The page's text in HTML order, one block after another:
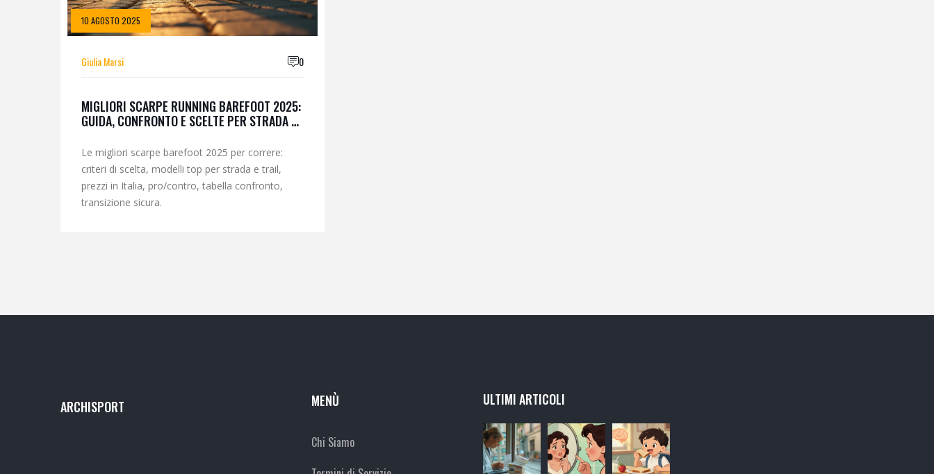
10 AGOSTO 2025
Giulia Marsi 0
MIGLIORI SCARPE RUNNING BAREFOOT 2025:
GUIDA, CONFRONTO E SCELTE PER STRADA E
Le migliori scarpe barefoot 2025 per correre:
criteri di scelta, modelli top per strada e trail,
prezzi in Italia, pro/contro, tabella confronto,
transizione sicura.
ARCHISPORT MENÙ
Chi Siamo
ULTIMI ARTICOLI